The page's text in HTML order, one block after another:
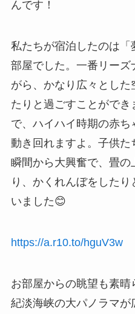
んです！
私たちが宿泊したのは
部屋でした。一番リー
がら、かなり広々とし
たりと過ごすことがで
で、ハイハイ時期の赤
動き回れますよ。子供た
瞬間から大興奮で、畳の
り、かくれんぼをした
いました😊
https://a.r10.to/hguV3w
お部屋からの眺望も素
紀淡海峡の大パノラマが